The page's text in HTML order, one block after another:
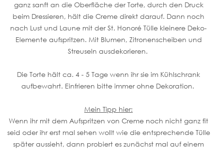
ganz sanft an die Oberfläche der Torte, durch den Druck
beim Dressieren, hält die Creme direkt darauf. Dann noch
nach Lust und Laune mit der St. Honoré Tülle kleinere Deko-
Elemente aufspritzen. Mit Blumen, Zitronenscheiben und
Streuseln ausdekorieren.
Die Torte hält ca. 4 - 5 Tage wenn ihr sie im Kühlschrank
aufbewahrt. Einfrieren bitte immer ohne Dekoration.
Mein Tipp hier:
Wenn ihr mit dem Aufspritzen von Creme noch nicht ganz fit
seid oder ihr erst mal sehen wollt wie die entsprechende Tülle
später aussieht, dann probiert es zunächst mal auf einem